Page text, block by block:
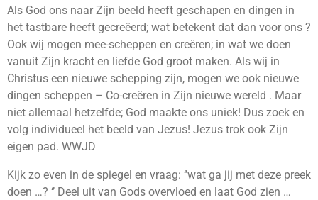
Als God ons naar Zijn beeld heeft geschapen en dingen in
het tastbare heeft gecreëerd; wat betekent dat dan voor ons ?
Ook wij mogen mee-scheppen en creëren; in wat we doen
vanuit Zijn kracht en liefde God groot maken. Als wij in
Christus een nieuwe schepping zijn, mogen we ook nieuwe
dingen scheppen – Co-creëren in Zijn nieuwe wereld . Maar
niet allemaal hetzelfde; God maakte ons uniek! Dus zoek en
volg individueel het beeld van Jezus! Jezus trok ook Zijn
eigen pad. WWJD
Kijk zo even in de spiegel en vraag: ‘’wat ga jij met deze preek
doen …? ‘’ Deel uit van Gods overvloed en laat God zien …